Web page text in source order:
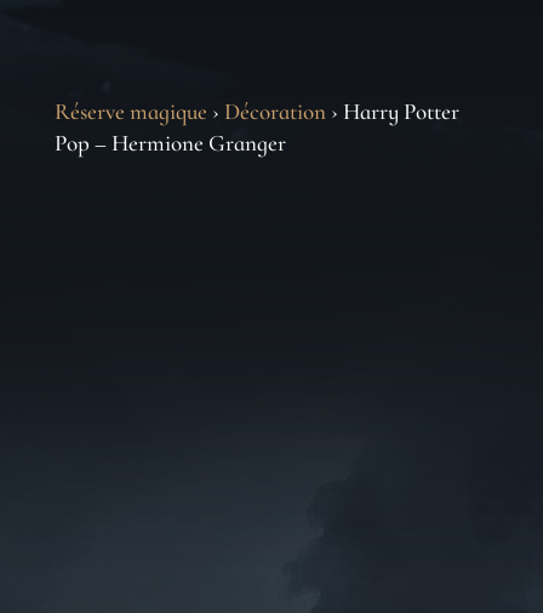
Réserve magique › Décoration› Harry Potter
Pop – Hermione Granger